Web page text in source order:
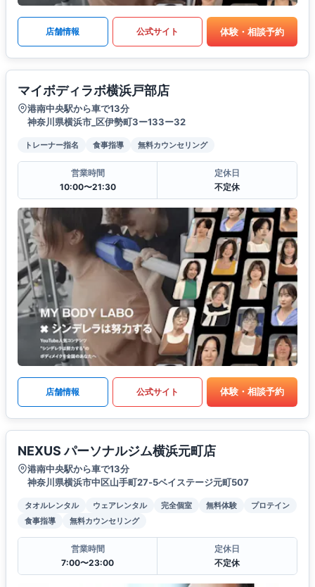
店舗情報 公式サイト 体験・相談予約
マイボディラボ横浜戸部店
港南中央駅から車で13分
神奈川県横浜市_区伊勢町3ー133ー32
トレーナー指名 食事指導 無料カウンセリング
営業時間
10:00〜21:30
定休日
不定休
店舗情報 公式サイト 体験・相談予約
NEXUS パーソナルジム横浜元町店
港南中央駅から車で13分
神奈川県横浜市中区山手町27‐5ベイステージ元町507
タオルレンタル ウェアレンタル 完全個室 無料体験
プロテイン
食事指導
無料カウンセリング
営業時間
7:00〜23:00
定休日
不定休